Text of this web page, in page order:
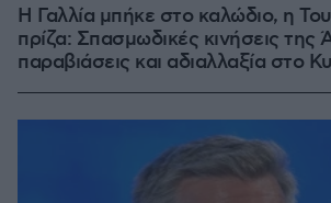
Η Γαλλία μπήκε στο καλώδιο, η
πρίζα: Σπασμωδικές κινήσεις της
παραβιάσεις και αδιαλλαξία στο